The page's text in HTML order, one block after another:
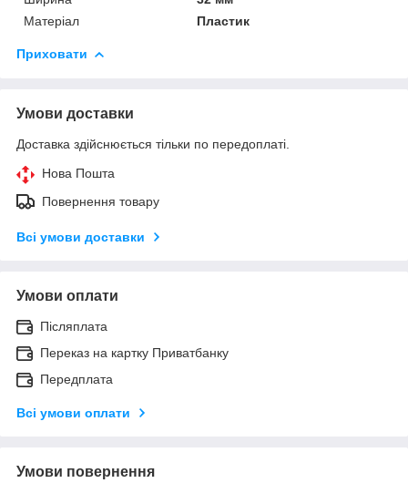
Матеріал
Пластик
Приховати
Умови доставки
Доставка здійснюється тільки по передоплаті.
Нова Пошта
Повернення товару
Всі умови доставки
Умови оплати
Післяплата
Переказ на картку Приватбанку
Передплата
Всі умови оплати
Умови повернення